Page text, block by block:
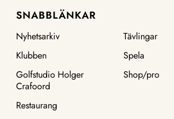
SNABBLÄNKAR
Nyhetsarkiv
Tävlingar
Klubben
Spela
Golfstudio Holger
Crafoord
Shop/pro
Restaurang